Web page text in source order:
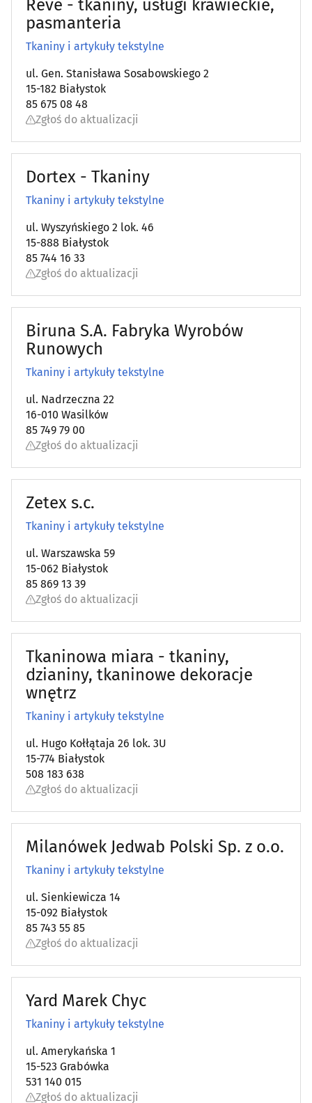
Sanitarno-instalacyjne artykuły (28)
Schody, balustrady, poręcze
Spółdzielnie mieszkaniowe, administracje
Stolarstwo(32)
Szkło budowlane(11)
Szkło ozdobne i użytkowe(13)
Tereny zieleni - projektowanie, urządzanie, konserwacja
(25)
Tkaniny i artykuły tekstylne(13)
Wentylacja(28)
Wodociągowe i kanalizacyjne przedsiębiorstwa
Wykończenia, usługi remontowe
Wyposażenie wnętrz(51)
Zabezpieczenia i alarmy(29)
Zabudowa balkonów
Żaluzje, rolety, markizy
Żaluzje, rolety, markizy - producenci
Reve - tkaniny, usługi krawieckie,
pasmanteria
Tkaniny i artykuły tekstylne
ul. Gen. Stanisława Sosabowskiego 2
15-182 Białystok
85 675 08 48
Zgłoś do aktualizacji
Dortex - Tkaniny
Tkaniny i artykuły tekstylne
ul. Wyszyńskiego 2 lok. 46
15-888 Białystok
85 744 16 33
Zgłoś do aktualizacji
Biruna S.A. Fabryka Wyrobów
Runowych
Tkaniny i artykuły tekstylne
ul. Nadrzeczna 22
16-010 Wasilków
85 749 79 00
Zgłoś do aktualizacji
Zetex s.c.
Tkaniny i artykuły tekstylne
ul. Warszawska 59
15-062 Białystok
85 869 13 39
Zgłoś do aktualizacji
Tkaninowa miara - tkaniny,
dzianiny, tkaninowe dekoracje
wnętrz
Tkaniny i artykuły tekstylne
ul. Hugo Kołłątaja 26 lok. 3U
15-774 Białystok
508 183 638
Zgłoś do aktualizacji
Milanówek Jedwab Polski Sp. z o.o.
Tkaniny i artykuły tekstylne
ul. Sienkiewicza 14
15-092 Białystok
85 743 55 85
Zgłoś do aktualizacji
Yard Marek Chyc
Tkaniny i artykuły tekstylne
ul. Amerykańska 1
15-523 Grabówka
531 140 015
Zgłoś do aktualizacji